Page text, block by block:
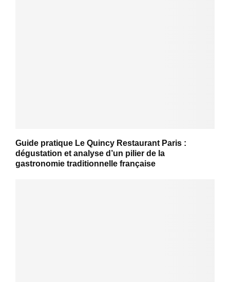
Guide pratique Le Quincy Restaurant Paris :
dégustation et analyse d’un pilier de la
gastronomie traditionnelle française